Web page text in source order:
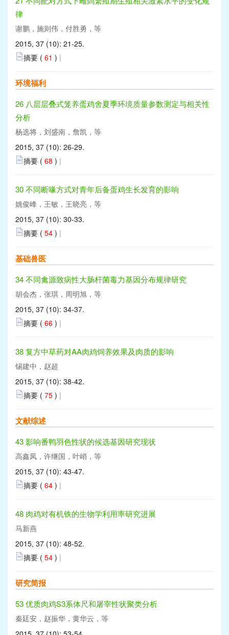
律
谢鹏，施则伟，付胜勇，等
2015, 37 (10): 21-25.
摘要 ( 61 ) |
环境福利
26 八层层叠式笼养蛋鸡舍夏季环境质量参数测定与相关性
分析
杨选将，刘盛南，詹凯，等
2015, 37 (10): 26-29.
摘要 ( 68 ) |
30 不同断喙方式对青年后备蛋鸡生长发育的影响
姚俊峰，王敏，王晓亮，等
2015, 37 (10): 30-33.
摘要 ( 54 ) |
基础兽医
34 不同禽源致病性大肠杆菌毒力基因分布规律研究
胡会杰，张琪，周明旭，等
2015, 37 (10): 34-37.
摘要 ( 66 ) |
38 复方中草药对AA肉鸡饲养效果及肉质的影响
锡建中，赵超
2015, 37 (10): 38-42.
摘要 ( 75 ) |
文献综述
43 影响番鸭羽色性状的候选基因研究现状
高鑫凤，许继国，叶峭，等
2015, 37 (10): 43-47.
摘要 ( 64 ) |
48 肉鸡对有机铁的生物学利用率研究进展
马新燕
2015, 37 (10): 48-52.
摘要 ( 54 ) |
研究简报
53 优质肉鸡S3系体尺和屠宰性状聚类分析
秦廷安，赵振华，黄华云，等